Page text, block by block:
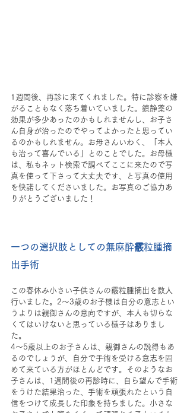
1週間後、再診に来てくれました。特に診察を嫌
がることもなく落ち着いていました。鎮静薬の
効果が多少あったのかもしれませんし、お子さ
ん自身が治ったのでやってよかったと思ってい
るのかもしれません。お母さんいわく、「本人
も治って喜んでいる」とのことでした。お母様
は、私もネット検索で調べてここに来たので写
真を使って下さって大丈夫です、と写真の使用
を快諾してくださいました。お写真のご協力あ
りがとうございました！
一つの選択肢としての無麻酔霰粒腫摘
出手術
この春休み小さい子供さんの霰粒腫摘出を数人
行いました。2～3歳のお子様は自分の意志とい
うよりは親御さんの意向ですが、本人も切らな
くてはいけないと思っている様子はありまし
た。
4～5歳以上のお子さんは、親御さんの説得もあ
るのでしょうが、自分で手術を受ける意志を固
めて来ている方がほとんどです。そのようなお
子さんは、1週間後の再診時に、自ら望んで手術
をうけた結果治った、手術を頑張れたという自
信をつけて成長した印象を持ちました。小さな